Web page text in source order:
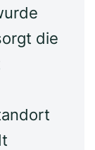
die